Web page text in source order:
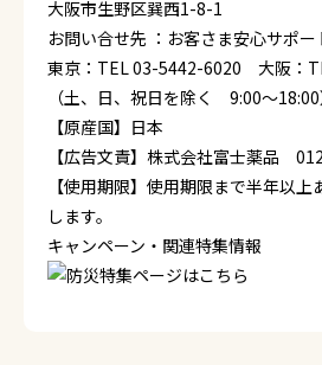
大阪市生野区巽西1-8-1
お問い合せ先 ：お客さま安心サポー
東京：TEL 03-5442-6020 大阪：
（土、日、祝日を除く 9:00～18:00
【原産国】日本
【広告文責】株式会社富士薬品
【使用期限】使用期限まで半年以
します。
キャンペーン・関連特集情報